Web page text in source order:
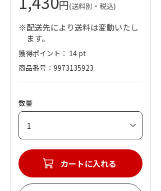
円(送料別・税込)
※配送先により送料は変動いたし
ます。
獲得ポイント： 14 pt
商品番号
9973135923
数量
カートに入れる